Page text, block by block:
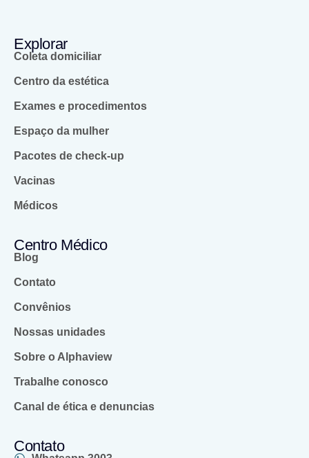
Explorar
Coleta domiciliar
Centro da estética
Exames e procedimentos
Espaço da mulher
Pacotes de check-up
Vacinas
Médicos
Centro Médico
Blog
Contato
Convênios
Nossas unidades
Sobre o Alphaview
Trabalhe conosco
Canal de ética e denuncias
Contato